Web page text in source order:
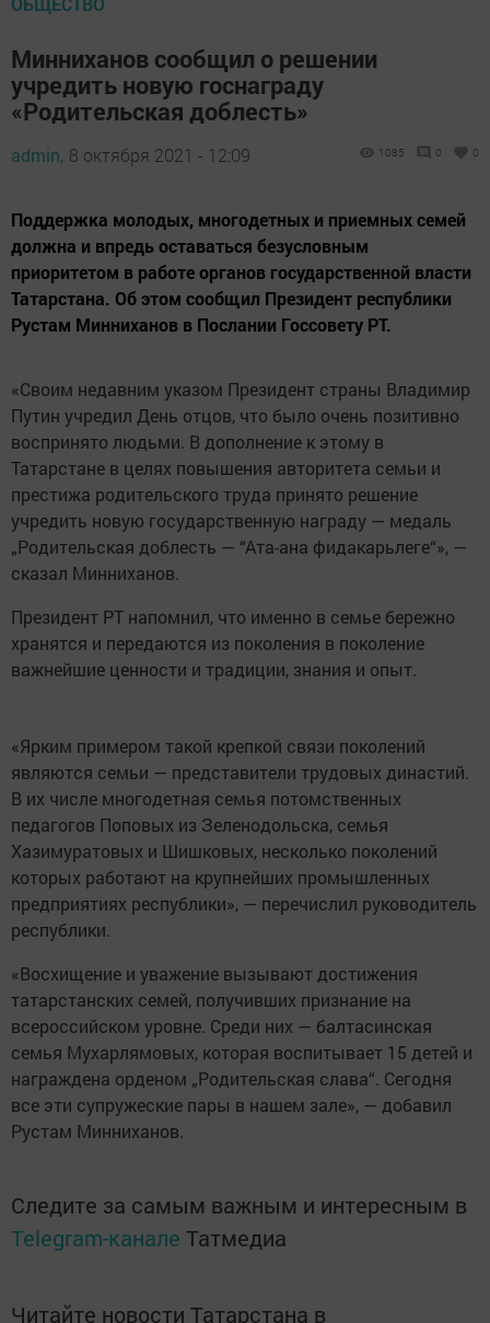
Минниханов сообщил о решении
учредить новую госнаграду
«Родительская доблесть»
admin, 8 октября 2021 - 12:09 1085 0 0
Поддержка молодых, многодетных и приемных семей
должна и впредь оставаться безусловным
приоритетом в работе органов государственной власти
Татарстана. Об этом сообщил Президент республики
Рустам Минниханов в Послании Госсовету РТ.
«Своим недавним указом Президент страны Владимир
Путин учредил День отцов, что было очень позитивно
воспринято людьми. В дополнение к этому в
Татарстане в целях повышения авторитета семьи и
престижа родительского труда принято решение
учредить новую государственную награду — медаль
„Родительская доблесть — “Ата-ана фидакарьлеге“», —
сказал Минниханов.
Президент РТ напомнил, что именно в семье бережно
хранятся и передаются из поколения в поколение
важнейшие ценности и традиции, знания и опыт.
«Ярким примером такой крепкой связи поколений
являются семьи — представители трудовых династий.
В их числе многодетная семья потомственных
педагогов Поповых из Зеленодольска, семья
Хазимуратовых и Шишковых, несколько поколений
которых работают на крупнейших промышленных
предприятиях республики», — перечислил руководитель
республики.
«Восхищение и уважение вызывают достижения
татарстанских семей, получивших признание на
всероссийском уровне. Среди них — балтасинская
семья Мухарлямовых, которая воспитывает 15 детей и
награждена орденом „Родительская слава“. Сегодня
все эти супружеские пары в нашем зале», — добавил
Рустам Минниханов.
Следите за самым важным и интересным в
Telegram-канале Татмедиа
Читайте новости Татарстана в